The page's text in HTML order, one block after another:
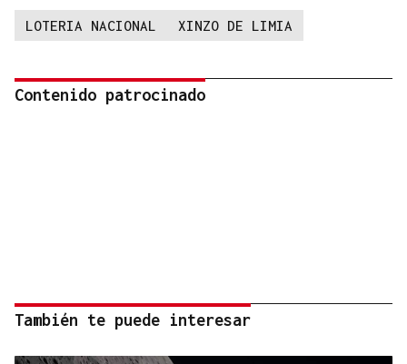
LOTERIA NACIONAL XINZO DE LIMIA
Contenido patrocinado
También te puede interesar